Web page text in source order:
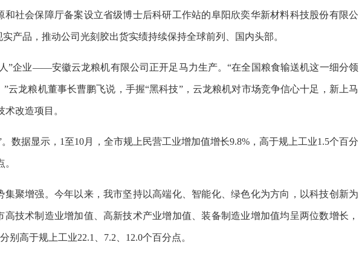
社会保障厅备案设立省级博士后科研工作站的阜阳欣奕华新材料科技股份有限公
产品，推动公司光刻胶出货实绩持续保持全球前列、国内头部。
”企业——安徽云龙粮机有限公司正开足马力生产。“在全国粮食输送机这一细分领
云龙粮机董事长曹鹏飞说，手握“黑科技”，云龙粮机对市场竞争信心十足，新上马
改造项目。
数据显示，1至10月，全市规上民营工业增加值增长9.8%，高于规上工业1.5个百分
集聚增强。今年以来，我市坚持以高端化、智能化、绿色化为方向，以科技创新为
技术制造业增加值、高新技术产业增加值、装备制造业增加值均呈两位数增长，
别高于规上工业22.1、7.2、12.0个百分点。